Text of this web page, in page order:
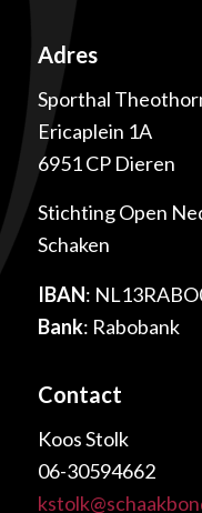
Adres
Sporthal
Ericaplein 1A
6951 CP Dieren
Stichting Open
Schaken
IBAN:
Bank: Rabobank
Contact
Koos Stolk
06-30594662